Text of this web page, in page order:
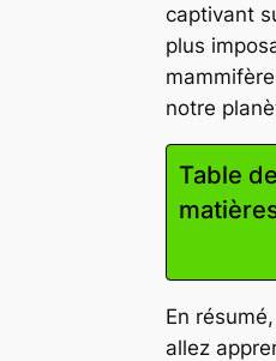
captivant
plus
notre
Table
En
allez